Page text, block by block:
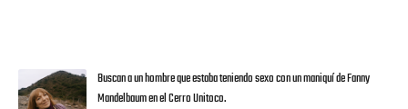
Buscan a un hombre que estaba teniendo sexo con un maniquí de Fanny
Mandelbaum en el Cerro Unitoco.